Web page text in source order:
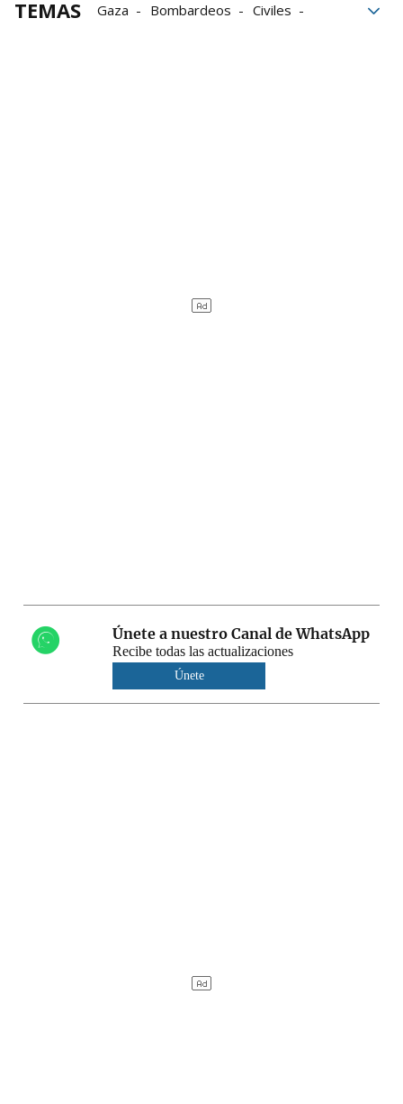
TEMAS Gaza Bombardeos
Civiles
Únete a nuestro Canal de WhatsApp
Recibe todas las actualizaciones
Únete